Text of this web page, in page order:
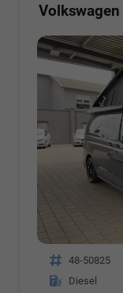
Volkswagen
Fahrzeugnr. 48-50825
Kraftstoff
Diesel